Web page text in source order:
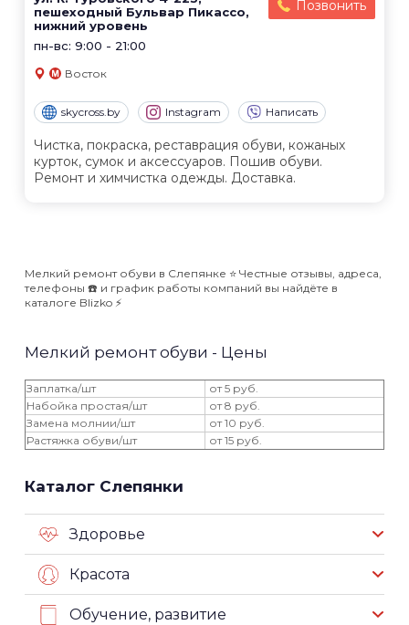
пешеходный Бульвар Пикассо,
нижний уровень
пн-вс: 9:00 - 21:00
Позвонить
Восток
skycross.by Instagram Написать
Чистка, покраска, реставрация обуви, кожаных
курток, сумок и аксессуаров. Пошив обуви.
Ремонт и химчистка одежды. Доставка.
Мелкий ремонт обуви в Слепянке ⭐️ Честные отзывы, адреса,
телефоны ☎️ и график работы компаний вы найдёте в
каталоге Blizko ⚡️
Мелкий ремонт обуви - Цены
Заплатка/шт
от 5 руб.
Набойка простая/шт
от 8 руб.
Замена молнии/шт
от 10 руб.
Растяжка обуви/шт
от 15 руб.
Каталог Слепянки
Здоровье
Красота
Обучение, развитие